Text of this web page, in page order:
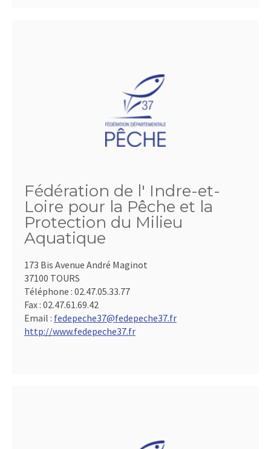
Fédération de l' Indre-et-
Loire pour la Pêche et la
Protection du Milieu
Aquatique
173 Bis Avenue André Maginot
37100 TOURS
Téléphone : 02.47.05.33.77
Fax : 02.47.61.69.42
Email : fedepeche37@fedepeche37.fr
http://www.fedepeche37.fr